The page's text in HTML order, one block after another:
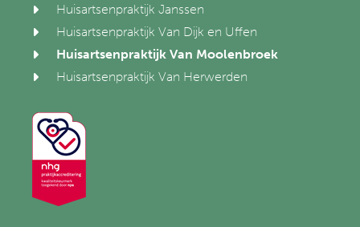
Huisartsenpraktijk Janssen
Huisartsenpraktijk Van Dijk en Uffen
Huisartsenpraktijk Van Moolenbroek
Huisartsenpraktijk Van Herwerden